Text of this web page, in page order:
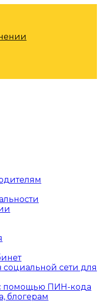
социальной сети для
с помощью ПИН-кода
блогерам